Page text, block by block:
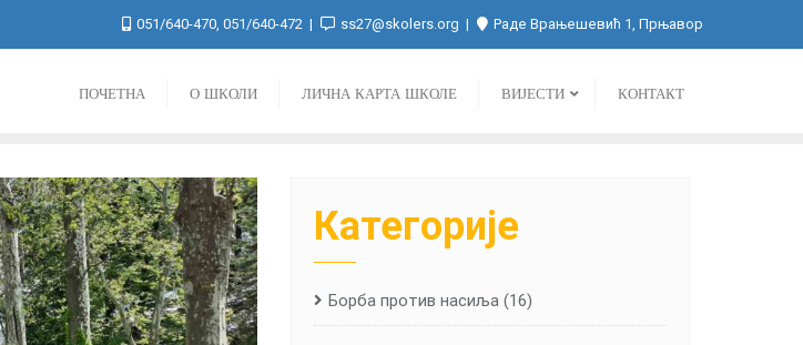
051/640-470, 051/640-472 ss27@skolers.org Раде Врањешевић 1, Прњавор
ПОЧЕТНА О ШКОЛИ ЛИЧНА КАРТА ШКОЛЕ ВИЈЕСТИ КОНТАКТ
Категорије
Борба против насиља (16)